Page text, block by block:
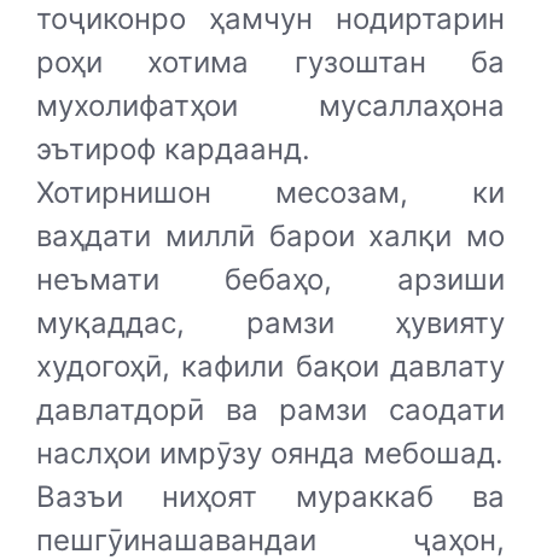
тоҷиконро ҳамчун нодиртарин
роҳи хотима гузоштан ба
мухолифатҳои мусаллаҳона
эътироф кардаанд.
Хотирнишон месозам, ки
ваҳдати миллӣ барои халқи мо
неъмати бебаҳо, арзиши
муқаддас, рамзи ҳувияту
худогоҳӣ, кафили бақои давлату
давлатдорӣ ва рамзи саодати
наслҳои имрӯзу оянда мебошад.
Вазъи ниҳоят мураккаб ва
пешгӯинашавандаи ҷаҳон,